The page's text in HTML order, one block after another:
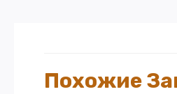
Похожие